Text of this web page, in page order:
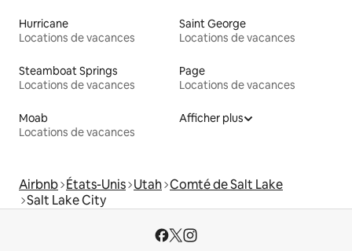
Hurricane
Locations de vacances
Saint George
Locations de vacances
Steamboat Springs
Locations de vacances
Page
Locations de vacances
Moab
Locations de vacances
Afficher plus
Airbnb États-Unis Utah Comté de Salt Lake
Salt Lake City